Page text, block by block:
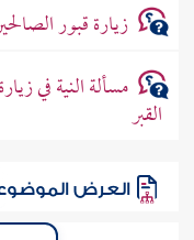
زيارة قبور
مسألة النية في
القبر
العرض